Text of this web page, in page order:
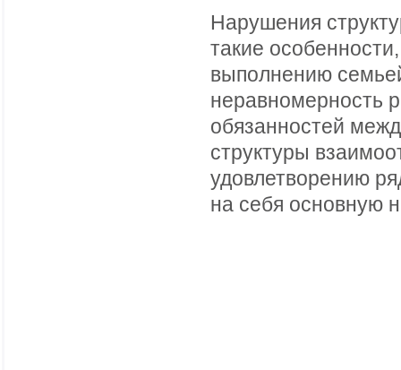
Нарушения
такие
выполнению
неравномерность
обязанностей
структуры
удовлетворению
на себя основную